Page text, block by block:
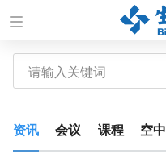
资讯 会议 课程 空